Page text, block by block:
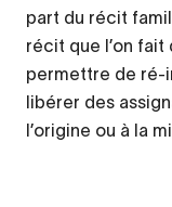
part du récit
récit que l’on
permettre de ré-
libérer des
l’origine ou à la